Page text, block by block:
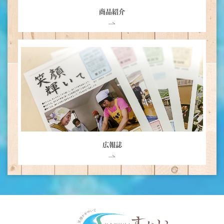
商品紹介
広報誌